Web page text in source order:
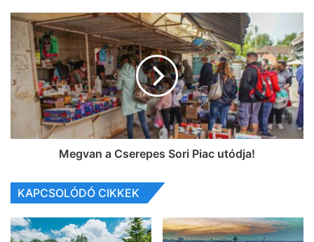
Megvan a Cserepes Sori Piac utódja!
KAPCSOLÓDÓ CIKKEK